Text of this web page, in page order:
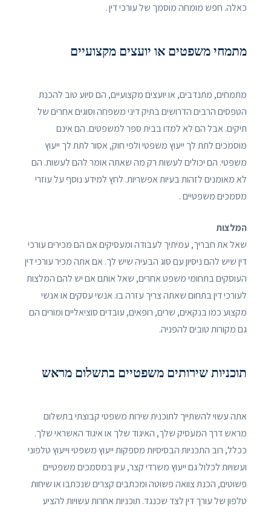
כאלה. חפש מומחה מוסמך של עורכי דין .
מתמחי משפטים או יועצים מקצועיים
מתמחים, מתנדבים, או יועצים מקצועיים, הם סיוע טוב להכנת
הטפסים הרבים הדרושים בתיק דיני משפחה וסוגים אחרים של
תיקים. אבל הם לא למדו בבית ספר למשפטים. הם אינם
מוסמכים לתת לך ייעוץ משפטי ולפי חוק, אסור לתת לך ייעוץ
משפטי. הם יכולים לעשות רק מה שאתה אומר להם לעשות. הם
לא מאומנים לזהות בעיות אפשריות. לחץ למידע נוסף על עוזרי
מסמכים משפטיים .
המלצות
שאל את חבריך, עמיתיך לעבודה ומעסיקים אם הם מכירים עורכי
דין שיש להם ניסיון עם סוג הבעיה שיש לך. אם אתה מכיר עורכי דין
העוסקים בתחומי משפט אחרים, שאל אותם אם יש להם המלצות
לעורכי דין בתחום שאתה צריך עזרה בו. אנשי עסקים או אנשי
מקצוע כמו בנקאים, שרים, רופאים, עובדים סוציאליים ומורים הם
גם מקורות טובים להפניה.
תוכניות שירותים משפטיים בתשלום מראש
אתה עשוי להשתייך לתוכנית שירות משפטי קבוצתי בתשלום
מראש דרך המעסיק שלך, האיגוד שלך או איגוד האשראי שלך.
ככלל, רוב התכניות הבסיסיות מספקות ייעוץ משפטי וייעוץ טלפוני
ועשויות לכלול גם ייעוץ משרדי קצר, עיון במסמכים משפטיים
פשוטים, הכנת צוואה פשוטה ומכתבים קצרים שנכתבו או שיחות
טלפון של עורך דין לצד שכנגד. תוכניות אחרות עשויות להציע